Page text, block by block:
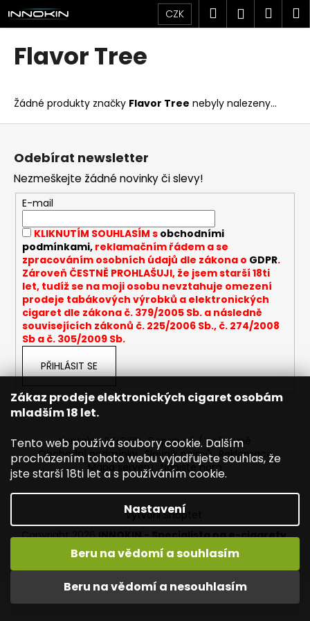
Zákaz prodeje elektronických cigaret osobám
mladším 18 let.
Tento web používá soubory cookie. Dalším
procházením tohoto webu vyjadřujete souhlas, že
jste starší 18ti let a s používáním cookie.
Nastavení
Beru na vědomí a nesouhlasím
Beru na vědomí a souhlasím
Přejít
na
obsah
Vítejte ve světě INNOKIN. Nabízíme Vám to nejlepší ze světa
vapingu. DORUČENÍ ZDARMA nad 1000,- kč / 50 EURO!
CZK Hledat
Flavor Tree
Žádné produkty značky Flavor Tree nebyly nalezeny...
K
o
o
p
o
t
ř
e
b
e
e
n
a
í
t
?
HLEDAT
D
u
Z
Odebírat newsletter
Nezmeškejte žádné novinky či slevy!
E-mail
KLIKNUTÍM SOUHLASÍM s obchodními
podmínkami,reklamačním řádem a se
zpracováním osobních údajů dle zákona o GDPR.
Zároveň ČESTNĚ PROHLAŠUJI, že jsem starší 18ti
let, tudíž se na moji osobu nevztahuje omezení
prodeje tabákových výrobků a elektronických
cigaret dle zákona č. 379/2005 Sb. a následně
souvisejících zákonů č. 225/2006 Sb., č. 274/2008
Sb a č. 305/2009 Sb.
PŘIHLÁSIT SE
Kontakty INNOKIN Dopravné / poštovné
Obchodní podmínky Slovník pojmů Reklamace
Mapa serveru
Napište nám
Vytvořil Shoptet
Copyright 2026INNOKIN - Specialista na e-cigarety.
Všechna práva vyhrazena.Upravit nastavení cookies